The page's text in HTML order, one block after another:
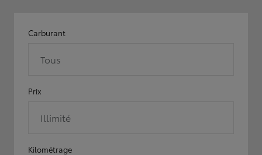
Carburant
Tous
Prix
Illimité
Kilométrage